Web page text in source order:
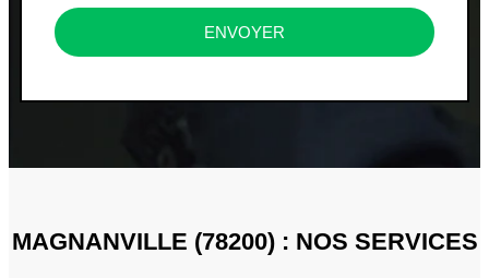
ENVOYER
MAGNANVILLE (78200) : NOS SERVICES